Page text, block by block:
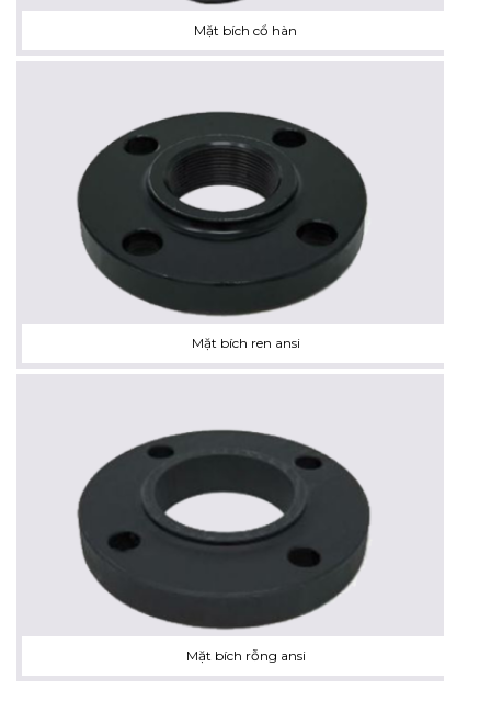
Mặt bích cổ hàn
Mặt bích ren ansi
Mặt bích rỗng ansi